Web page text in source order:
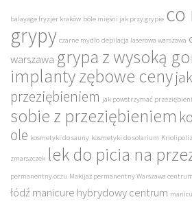
balayage fryzjer kraków bóle mięśni jak przy grypie co
grypy czarne mydło depilacja laserowa warszawa
warszawa grypa z wysoką
implanty zębowe ceny
przeziębieniem jak powstrzymać
sobie z przeziębieniem
ole kosmetyki do sauny kosmetyki do solarium
zmarszczek lek do picia na
permanentny oczu Makijaż permanentny Warszawa centrum
łódź manicure hybrydowy centrum